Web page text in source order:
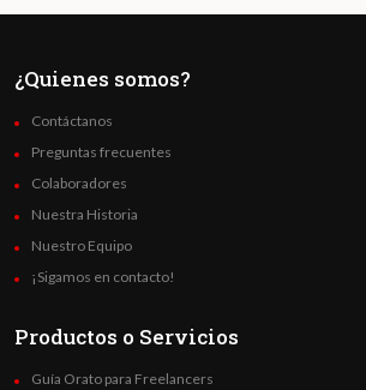
¿Quienes somos?
Contáctanos
Preguntas frecuentes
Colaboradores
Nuestra Historia
Nuestro Equipo
¡Sigamos en contacto!
Productos o Servicios
Guía Orato para Freelancers